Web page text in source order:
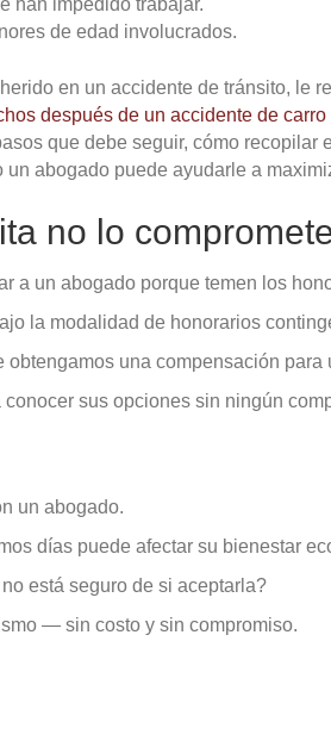
de edad involucrados.
en un accidente de tránsito, le
después de un accidente de carro
que debe seguir, cómo recopilar
abogado puede ayudarle a
no lo
a un abogado porque temen los
la modalidad de honorarios
obtengamos una compensación para
sus opciones sin ningún
un abogado.
días puede afectar su bienestar
está seguro de si aceptarla?
— sin costo y sin compromiso.